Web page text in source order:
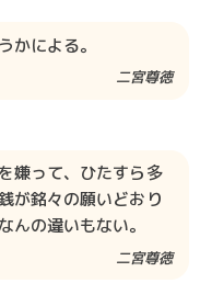
かによる。
二宮尊徳​​
嫌って、ひたすら多
が銘々の願いどおり
んの違いもない。
二宮尊徳​​